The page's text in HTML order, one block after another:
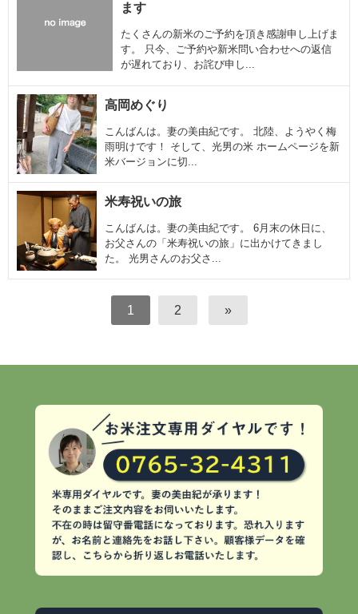
ます
たくさんの新米のご予約を頂き感謝申し上げま
す。 只今、ご予約や新米問い合わせへの返信
が遅れており、お詫び申し...
高岡めぐり
こんばんは。妻の美由紀です。 北陸、ようやく梅
雨明けです！ そして、光男の米 ホームページを新
米バージョンに切...
米寿祝いの旅
こんばんは。妻の美由紀です。 6月末の休日に、
お父さんの「米寿祝いの旅」に出かけてきまし
た。 光男さんのお父さ...
1 2 »